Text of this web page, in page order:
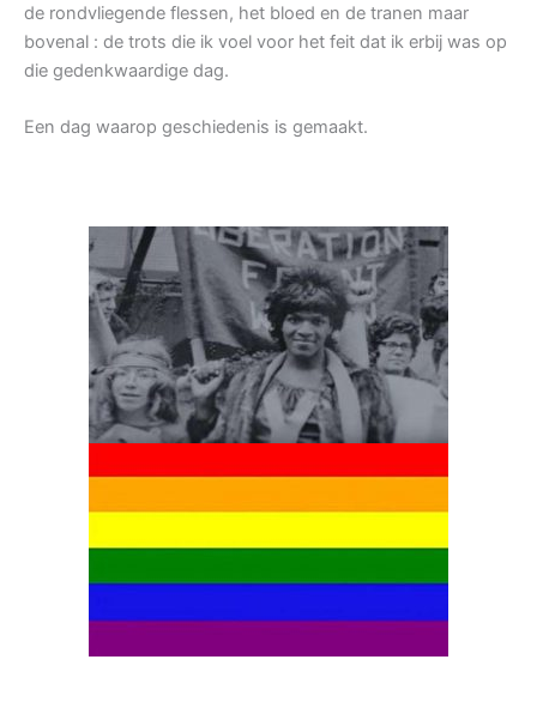
de rondvliegende flessen, het bloed en de tranen maar
bovenal : de trots die ik voel voor het feit dat ik erbij was op
die gedenkwaardige dag.
Een dag waarop geschiedenis is gemaakt.